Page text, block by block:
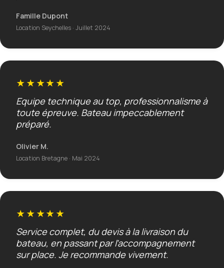
Famille Dupont
Location Seychelles · Juillet 2024
★★★★★
Equipe technique au top, professionnalisme à
toute épreuve. Bateau impeccablement
préparé.
Olivier M.
Location Bretagne · Mai 2024
★★★★★
Service complet, du devis à la livraison du
bateau, en passant par l'accompagnement
sur place. Je recommande vivement.